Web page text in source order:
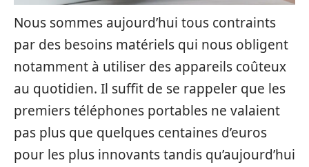
Nous sommes aujourd’hui tous contraints
par des besoins matériels qui nous obligent
notamment à utiliser des appareils coûteux
au quotidien. Il suffit de se rappeler que les
premiers téléphones portables ne valaient
pas plus que quelques centaines d’euros
pour les plus innovants tandis qu’aujourd’hui